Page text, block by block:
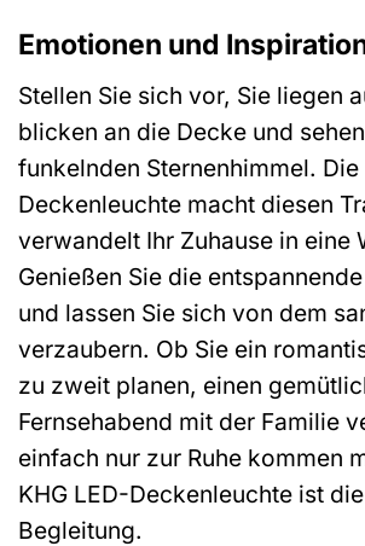
Emotionen und
Stellen Sie sich vor, Sie liegen
blicken an die Decke und
funkelnden Sternenhimmel. Die
Deckenleuchte macht diesen
verwandelt Ihr Zuhause in eine
Genießen Sie die
und lassen Sie sich von dem
verzaubern. Ob Sie ein
zu zweit planen, einen
Fernsehabend mit der Familie
einfach nur zur Ruhe kommen
KHG LED-Deckenleuchte ist
Begleitung.